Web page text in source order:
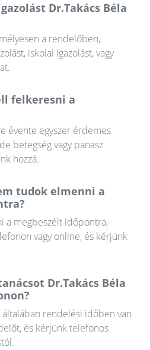
Dr.Takács Béla
a rendelőben,
iskolai igazolást, vagy
felkeresni a
évente egyszer érdemes
betegség vagy panasz
hozzá.
tudok elmenni a
a megbeszélt időpontra,
vagy online, és kérjünk
Dr.Takács Béla
rendelési időben van
és kérjünk telefonos